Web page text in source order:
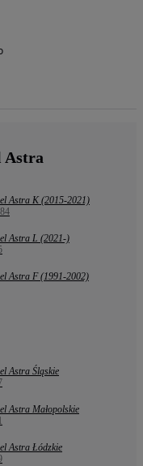
Astra
Astra K (2015-2021)
Astra L (2021-)
Astra F (1991-2002)
Astra Śląskie
Astra Małopolskie
Astra Łódzkie